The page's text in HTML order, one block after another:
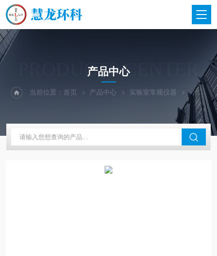
PRODUCTS CENTER
产品中心
当前位置：首页 产品中心 实验室常规仪器 德国KNF